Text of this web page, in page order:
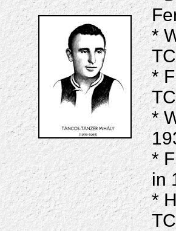
*
*
*
*
in
*